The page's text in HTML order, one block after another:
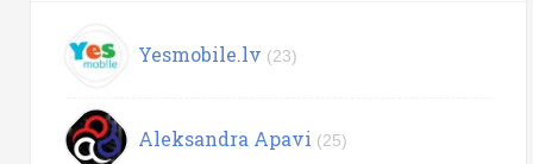
Yesmobile.lv (23)
Aleksandra Apavi (25)